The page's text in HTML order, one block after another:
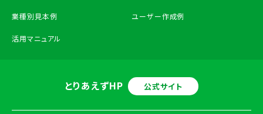
とりあえずHP 公式サイト
業種別見本例 ユーザー作成例
活用マニュアル